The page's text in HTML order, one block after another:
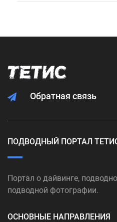
Обратная связь
ПОДВОДНЫЙ ПОРТАЛ
Портал о дайвинге,
подводной фотографии.
ОСНОВНЫЕ НАПРАВЛЕНИЯ